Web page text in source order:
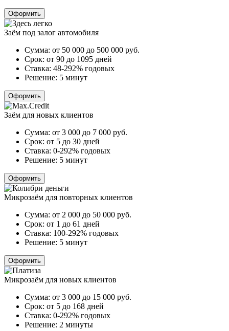
Оформить
Заём под залог автомобиля
Сумма: от 50 000 до 500 000 руб.
Срок: от 90 до 1095 дней
Ставка: 48-292% годовых
Решение: 5 минут
Оформить
Заём для новых клиентов
Сумма: от 3 000 до 7 000 руб.
Срок: от 5 до 30 дней
Ставка: 0-292% годовых
Решение: 5 минут
Оформить
Микрозаём для повторных клиентов
Сумма: от 2 000 до 50 000 руб.
Срок: от 1 до 61 дней
Ставка: 100-292% годовых
Решение: 5 минут
Оформить
Микрозаём для новых клиентов
Сумма: от 3 000 до 15 000 руб.
Срок: от 5 до 168 дней
Ставка: 0-292% годовых
Решение: 2 минуты